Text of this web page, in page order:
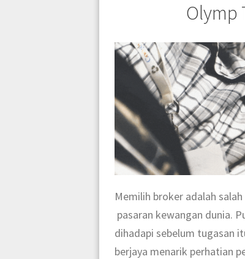
Olymp
Memilih broker adalah
pasaran kewangan dunia.
dihadapi sebelum tugasan
berjaya menarik perhatian